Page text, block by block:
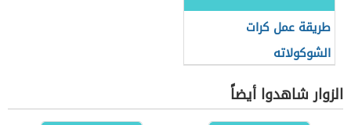
طريقة عمل كرات
الشوكولاته
الزوار شاهدوا أيضاً